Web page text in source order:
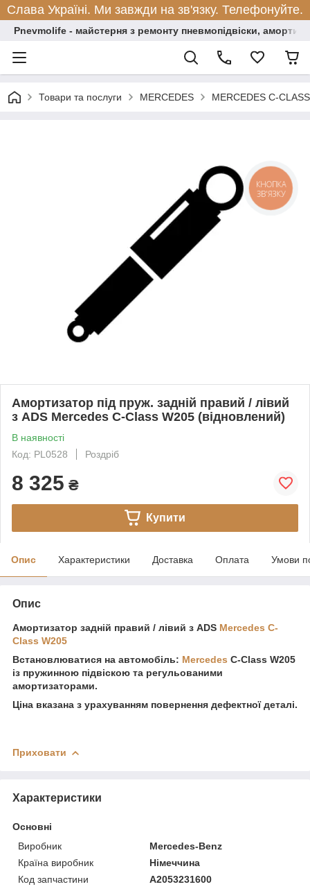
Слава Україні. Ми завжди на зв'язку. Телефонуйте.
Pnevmolife - майстерня з ремонту пневмопідвіски,
Товари та послуги MERCEDES MERCEDES C-
Амортизатор під пруж. задній правий / лівий
з ADS Mercedes C-Class W205 (відновлений)
В наявності
Код: PL0528
Роздріб
8 325 ₴
Купити
Опис Характеристики Доставка Оплата Умови
Опис
Амортизатор задній правий / лівий з ADS Mercedes C-
Class W205
Встановлюватися на автомобіль: Mercedes C-Class W205
із пружинною підвіскою та регульованими
амортизаторами.
Ціна вказана з урахуванням повернення дефектної деталі.
Приховати
Характеристики
Основні
Виробник
Mercedes-Benz
Країна виробник
Німеччина
Код запчастини
A2053231600
КНОПКА
ЗВ'ЯЗКУ